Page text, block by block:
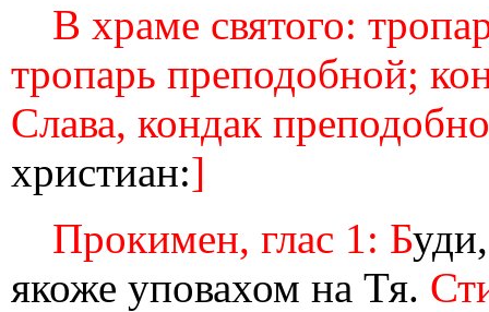
В храме святого:
тропарь преподобной;
Слава, кондак
христиан:]
Прокимен, глас 1: Б
якоже уповахом на Тя.